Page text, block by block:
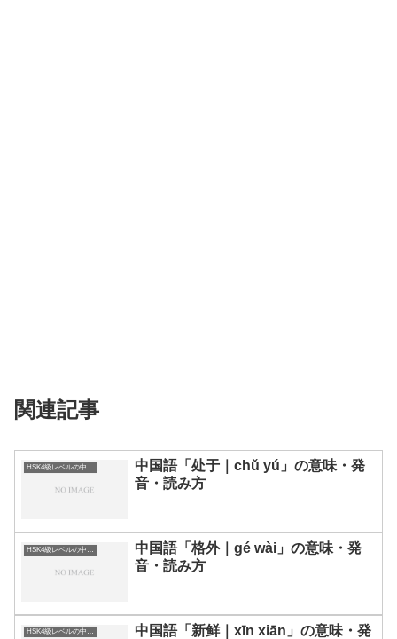
関連記事
中国語「处于｜chǔ yú」の意味・発
音・読み方
中国語「格外｜gé wài」の意味・発
音・読み方
HSK4級レベルの中国語
中国語「新鲜｜xīn xiān」の意味・発